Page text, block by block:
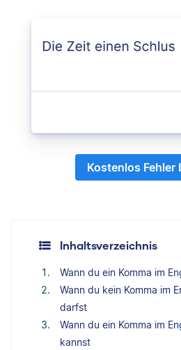
Kostenlos Fehler
Inhaltsverzeichnis
Wann du ein Komma im
Wann du kein Komma im
darfst
Wann du ein Komma im
kannst